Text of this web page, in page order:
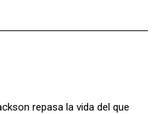
repasa la vida del que